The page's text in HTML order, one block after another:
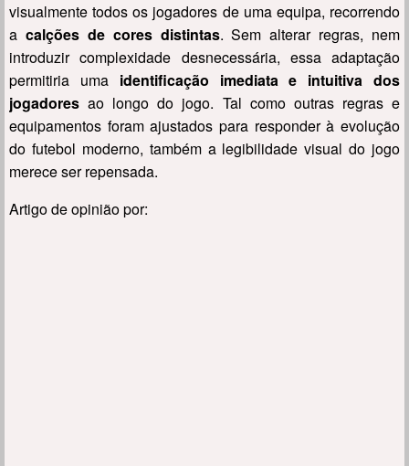
visualmente todos os jogadores de uma equipa, recorrendo
a calções de cores distintas. Sem alterar regras, nem
introduzir complexidade desnecessária, essa adaptação
permitiria uma identificação imediata e intuitiva dos
jogadores ao longo do jogo. Tal como outras regras e
equipamentos foram ajustados para responder à evolução
do futebol moderno, também a legibilidade visual do jogo
merece ser repensada.
Artigo de opinião por: